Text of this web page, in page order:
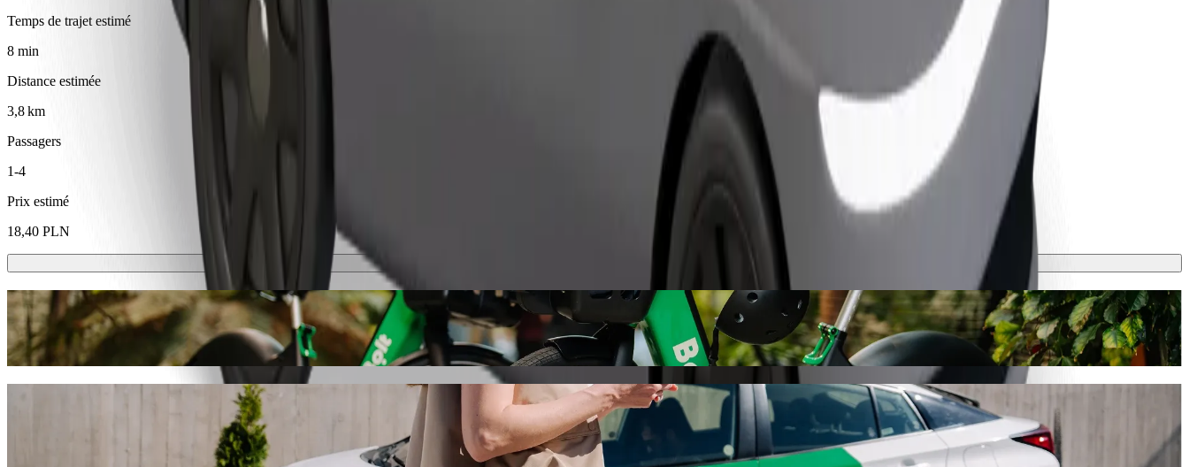
Temps de trajet estimé
8 min
Distance estimée
3,8 km
Passagers
1-4
Prix estimé
18,40 PLN
Trottinette ou vélo électrique
Déplacez-vous à Opole à trottinette ou à vélo électrique
Télécharger l'appli Bolt
Déplacez-vous de SINDBAD à Katowicka - Szpital avec le transport avec chauffeur Bolt
Nous vous recommandons de choisir le transport avec chauffeur Bolt si vous recherchez le meilleur prix pour aller à Katowicka - Szpital. Avec Bolt, ce trajet prendra environ 8 min et coûtera environ 17,30 PLN
PLN. Quel que soit votre besoin, nous trouverons le véhicule idéal pour vous.